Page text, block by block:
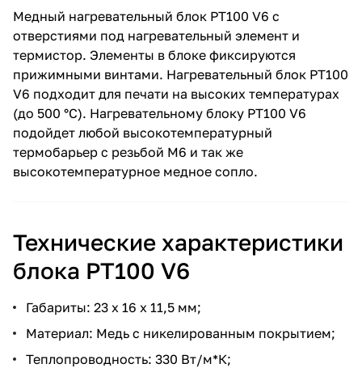
Медный нагревательный блок PT100 V6 с
отверстиями под нагревательный элемент и
термистор. Элементы в блоке фиксируются
прижимными винтами. Нагревательный блок PT100
V6 подходит для печати на высоких температурах
(до 500 °C). Нагревательному блоку PT100 V6
подойдет любой высокотемпературный
термобарьер с резьбой M6 и так же
высокотемпературное медное сопло.
Технические характеристики
блока PT100 V6
Габариты: 23 х 16 x 11,5 мм;
Материал: Медь с никелированным покрытием;
Теплопроводность: 330 Вт/м*К;